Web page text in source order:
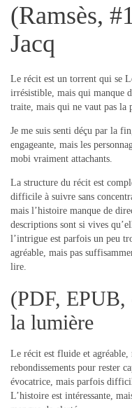
(Ramsès,
Jacq
Le récit est un torrent qui se
irrésistible, mais qui manque
traite, mais qui ne vaut pas la
Je me suis senti déçu par la
engageante, mais les
mobi vraiment attachants.
La structure du récit est
difficile à suivre sans
mais l’histoire manque de
descriptions sont si vives
l’intrigue est parfois un peu
agréable, mais pas
lire.
(PDF,
la lumière
Le récit est fluide et agréable,
rebondissements pour rester
évocatrice, mais parfois
L’histoire est intéressante,